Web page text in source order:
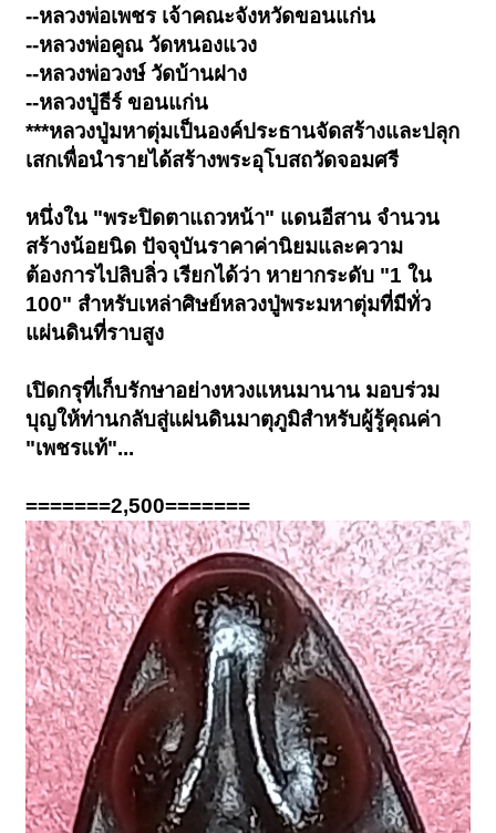
--หลวงพ่อเพชร เจ้าคณะจังหวัดขอนแก่น
--หลวงพ่อคูณ วัดหนองแวง
--หลวงพ่อวงษ์ วัดบ้านฝาง
--หลวงปู่ธีร์ ขอนแก่น
***หลวงปู่มหาตุ่มเป็นองค์ประธานจัดสร้างและปลุก
เสกเพื่อนำรายได้สร้างพระอุโบสถวัดจอมศรี
หนึ่งใน "พระปิดตาแถวหน้า" แดนอีสาน จำนวน
สร้างน้อยนิด ปัจจุบันราคาค่านิยมและความ
ต้องการไปลิบลิ่ว เรียกได้ว่า หายากระดับ "1 ใน
100" สำหรับเหล่าศิษย์หลวงปู่พระมหาตุ่มที่มีทั่ว
แผ่นดินที่ราบสูง
เปิดกรุที่เก็บรักษาอย่างหวงแหนมานาน มอบร่วม
บุญให้ท่านกลับสู่แผ่นดินมาตุภูมิสำหรับผู้รู้คุณค่า
"เพชรแท้"...
=======2,500=======